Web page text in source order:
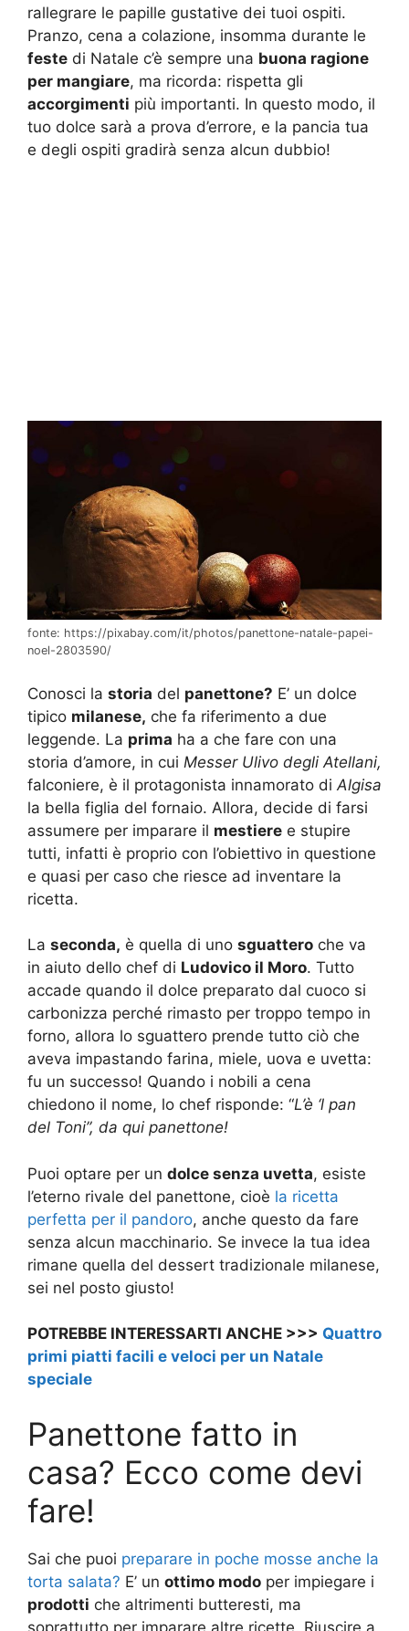
rallegrare le papille gustative dei tuoi ospiti.
Pranzo, cena a colazione, insomma durante le
feste di Natale c’è sempre una buona ragione
per mangiare, ma ricorda: rispetta gli
accorgimenti più importanti. In questo modo, il
tuo dolce sarà a prova d’errore, e la pancia tua
e degli ospiti gradirà senza alcun dubbio!
fonte: https://pixabay.com/it/photos/panettone-natale-papei-
noel-2803590/
Conosci la storia del panettone? E’ un dolce
tipico milanese, che fa riferimento a due
leggende. La prima ha a che fare con una
storia d’amore, in cui Messer Ulivo degli Atellani,
falconiere, è il protagonista innamorato di Algisa
la bella figlia del fornaio. Allora, decide di farsi
assumere per imparare il mestiere e stupire
tutti, infatti è proprio con l’obiettivo in questione
e quasi per caso che riesce ad inventare la
ricetta.
La seconda, è quella di uno sguattero che va
in aiuto dello chef di Ludovico il Moro. Tutto
accade quando il dolce preparato dal cuoco si
carbonizza perché rimasto per troppo tempo in
forno, allora lo sguattero prende tutto ciò che
aveva impastando farina, miele, uova e uvetta:
fu un successo! Quando i nobili a cena
chiedono il nome, lo chef risponde: “L’è ‘l pan
del Toni”, da qui panettone!
Puoi optare per un dolce senza uvetta, esiste
l’eterno rivale del panettone, cioè la ricetta
perfetta per il pandoro, anche questo da fare
senza alcun macchinario. Se invece la tua idea
rimane quella del dessert tradizionale milanese,
sei nel posto giusto!
POTREBBE INTERESSARTI ANCHE >>> Quattro
primi piatti facili e veloci per un Natale
speciale
Panettone fatto in
casa? Ecco come devi
fare!
Sai che puoi preparare in poche mosse anche la
torta salata? E’ un ottimo modo per impiegare i
prodotti che altrimenti butteresti, ma
soprattutto per imparare altre ricette. Riuscire a